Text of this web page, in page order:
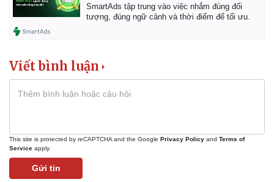
Vụ án
Tư vấn luật
Vũ khí
Việt Nam
SmartAds tập trung vào việc nhắm đúng đối
tượng, đúng ngữ cảnh và thời điểm để tối ưu.
Viết bình luận
This site is protected by reCAPTCHA and the Google Privacy Policy and Terms of
Service apply.
Gửi tin